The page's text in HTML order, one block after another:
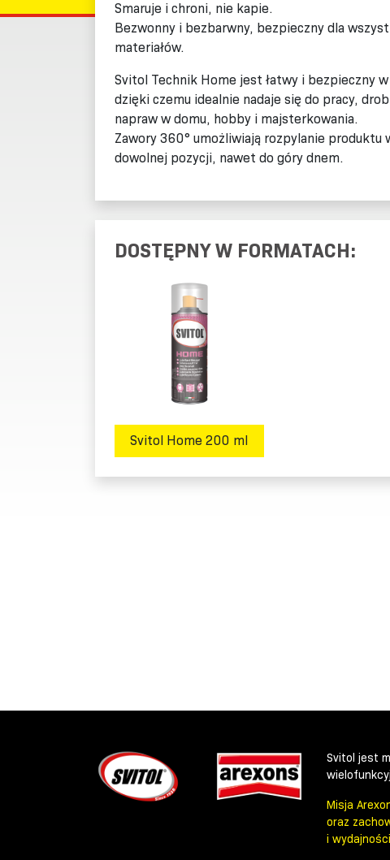
Smaruje i chroni, nie kapie.
Bezwonny i bezbarwny, bezpieczny dla
materiałów.
Svitol Technik Home jest łatwy i bezpieczny w
dzięki czemu idealnie nadaje się do pracy,
napraw w domu, hobby i majsterkowania.
Zawory 360° umożliwiają rozpylanie produktu
dowolnej pozycji, nawet do góry dnem.
DOSTĘPNY W FORMATACH:
Svitol Home 200 ml
Svitol jest
Misja
oraz
i